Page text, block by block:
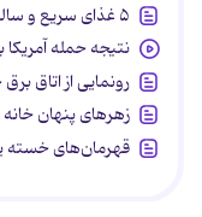
۵ غذای سریع و سالم برای طبیعت‌گردی
نتیجه حمله
رونمایی از اتاق
زهرهای پنهان
قهرمان‌های خسته